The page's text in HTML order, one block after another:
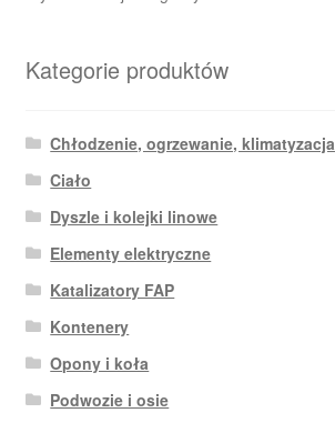
Kategorie produktów
Chłodzenie, ogrzewanie, klimatyzacja
Ciało
Dyszle i kolejki linowe
Elementy elektryczne
Katalizatory FAP
Kontenery
Opony i koła
Podwozie i osie